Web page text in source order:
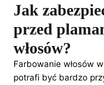
Jak
przed
włosów?
Farbowanie włosów
potrafi być bardzo